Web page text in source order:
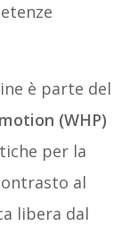
è parte del
(WHP)
per la
al
libera dal